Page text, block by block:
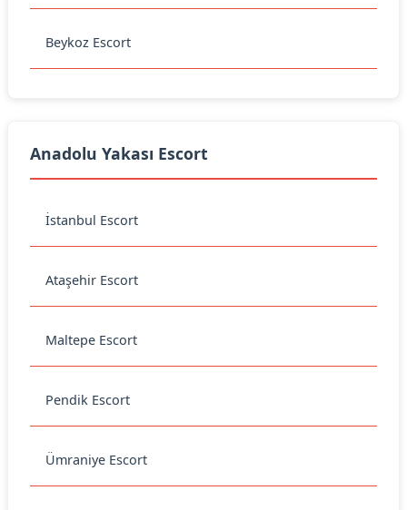
Beykoz Escort
Anadolu Yakası Escort
İstanbul Escort
Ataşehir Escort
Maltepe Escort
Pendik Escort
Ümraniye Escort